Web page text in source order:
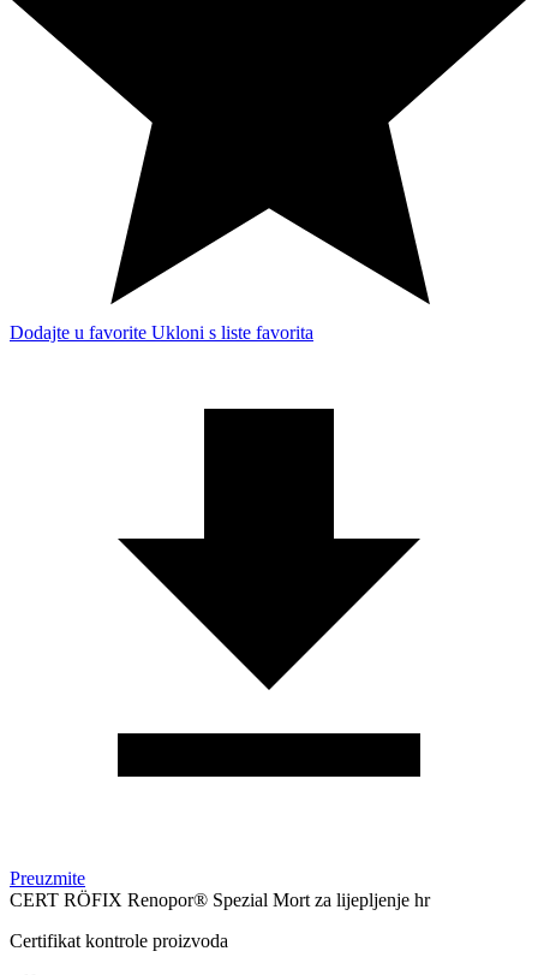
Dodajte u favorite Ukloni s liste favorita
Preuzmite
CERT RÖFIX Renopor® Spezial Mort za lijepljenje hr
Certifikat kontrole proizvoda